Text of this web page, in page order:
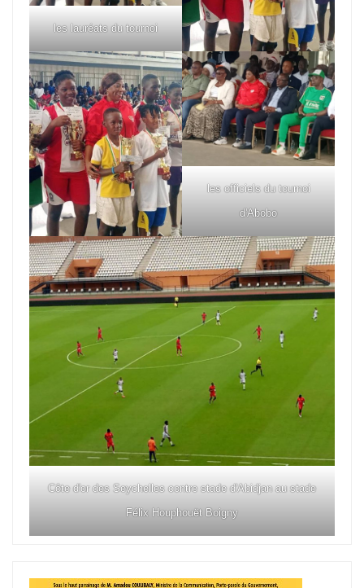
les lauréats du tournoi
les officiels du tournoi
d'Abobo
Côte d'or des Seychelles contre stade d'Abidjan au stade
Félix Houphouët Boigny